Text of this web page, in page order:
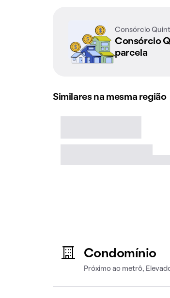
Consórcio
Consórcio
parcela
Similares na mesma região
Condomínio
Próximo ao metrô,